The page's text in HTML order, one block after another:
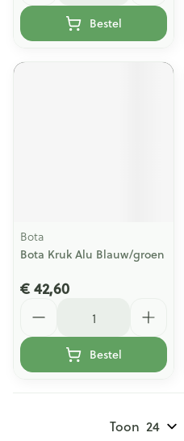
Bestel
Bota
Bota Kruk Alu Blauw/groen
€ 42,60
Bestel
Toon